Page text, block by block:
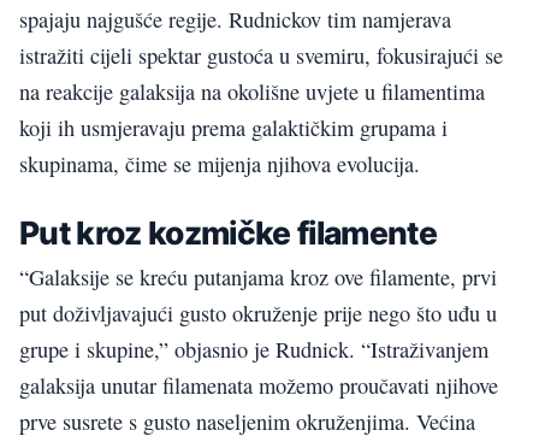
spajaju najgušće regije. Rudnickov tim namjerava
istražiti cijeli spektar gustoća u svemiru, fokusirajući se
na reakcije galaksija na okolišne uvjete u filamentima
koji ih usmjeravaju prema galaktičkim grupama i
skupinama, čime se mijenja njihova evolucija.
Put kroz kozmičke filamente
“Galaksije se kreću putanjama kroz ove filamente, prvi
put doživljavajući gusto okruženje prije nego što uđu u
grupe i skupine,” objasnio je Rudnick. “Istraživanjem
galaksija unutar filamenata možemo proučavati njihove
prve susrete s gusto naseljenim okruženjima. Većina